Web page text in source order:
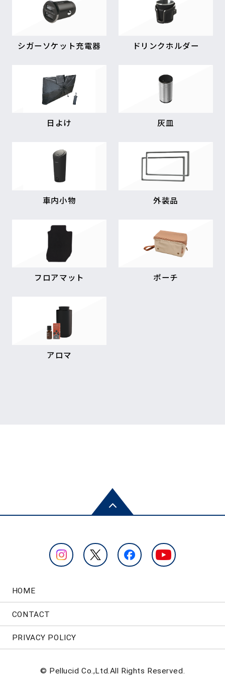
シガーソケット充電器 ドリンクホルダー
日よけ 灰皿
車内小物 外装品
フロアマット ポーチ
アロマ
HOME
CONTACT
PRIVACY POLICY
© Pellucid Co.,Ltd.All Rights Reserved.